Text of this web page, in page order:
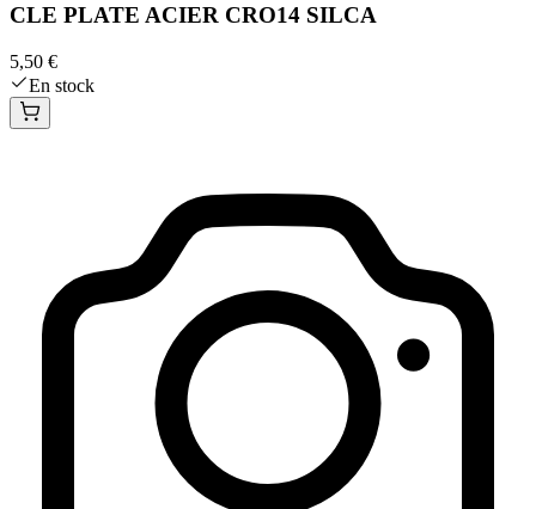
CLE PLATE ACIER CRO14 SILCA
5,50 €
En stock